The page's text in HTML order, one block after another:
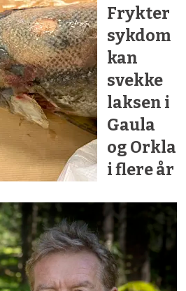
Frykter
sykdom
kan
svekke
laksen i
Gaula
og Orkla
i flere år